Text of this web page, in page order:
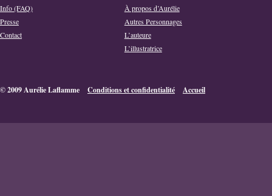
Info (FAQ)
Presse
Contact
À propos d’Aurélie
Autres Personnages
L’auteure
L’illustratrice
© 2009 Aurélie Laflamme Conditions et confidentialité Accueil